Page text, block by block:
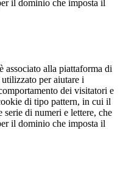
il dominio che imposta il
associato alla piattaforma di
per aiutare i
dei visitatori e
di tipo pattern, in cui il
serie di numeri e lettere, che
il dominio che imposta il